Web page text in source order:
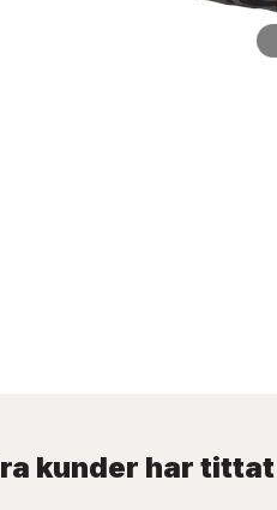
kunder har